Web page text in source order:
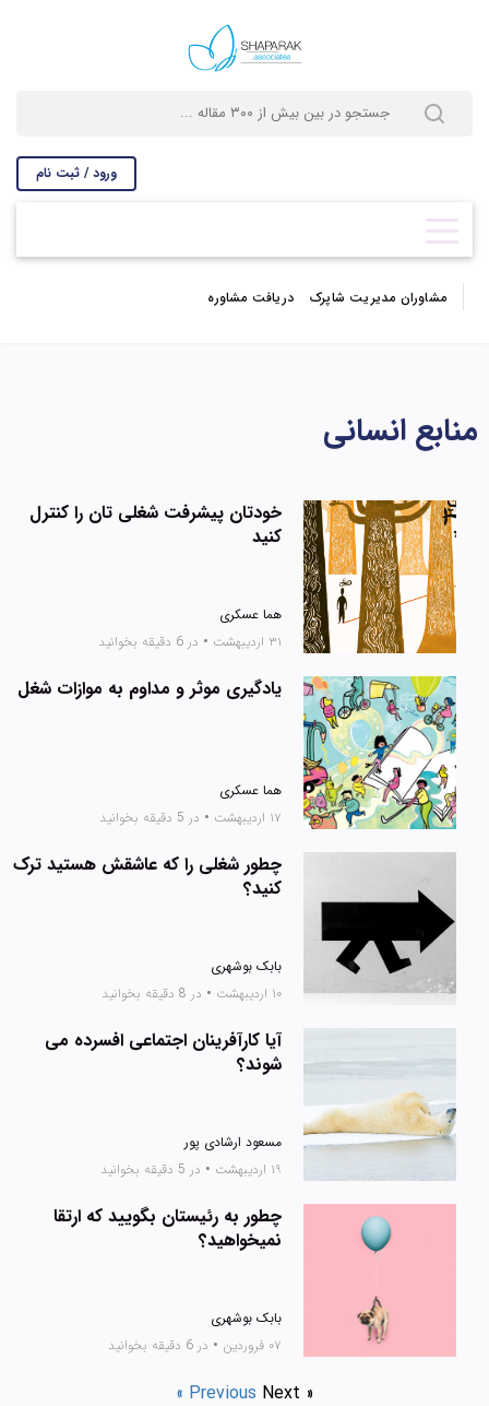
ورود / ثبت نام
مشاوران مدیریت شاپرک دریافت مشاوره
منابع انسانی
خودتان پیشرفت شغلی تان را کنترل
کنید
هما عسکری
۳۱ اردیبهشت
• در 6 دقیقه بخوانید
یادگیری موثر و مداوم به موازات شغل
هما عسکری
۱۷ اردیبهشت
• در 5 دقیقه بخوانید
چطور شغلی را که عاشقش هستید ترک
کنید؟
بابک بوشهری
۱۰ اردیبهشت
• در 8 دقیقه بخوانید
آیا کارآفرینان اجتماعی افسرده می
شوند؟
مسعود ارشادی پور
۱۹ اردیبهشت
• در 5 دقیقه بخوانید
چطور به رئیستان بگویید که ارتقا
نمیخواهید؟
بابک بوشهری
۰۷ فروردین
• در 6 دقیقه بخوانید
« Previous Next »